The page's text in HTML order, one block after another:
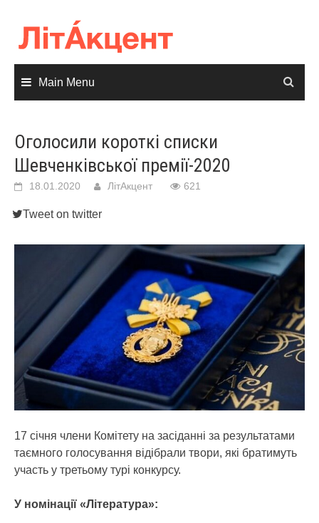
content
Main Menu
Оголосили короткі списки
Шевченківської премії-2020
18.01.2020 ЛітАкцент 621
Tweet on twitter
17 січня члени Комітету на засіданні за результатами
таємного голосування відібрали твори, які братимуть
участь у третьому турі конкурсу.
У номінації «Література»: